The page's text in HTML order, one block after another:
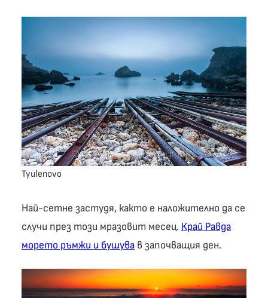
Tyulenovo
Най-сетне застудя, както е наложително да се
случи през този мразовит месец. Край Равда
морето ръмжи и бушува в започващия ден.